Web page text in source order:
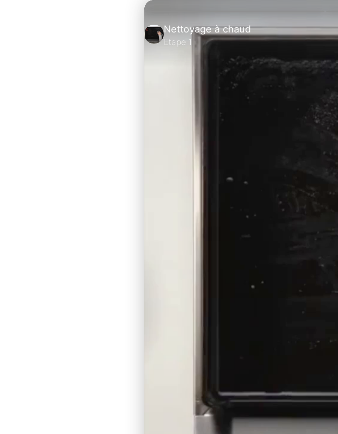
Nettoyage à chaud
Etape 1